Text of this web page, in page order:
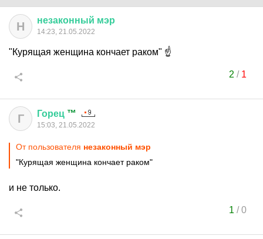
Н незаконный мэр
14:23, 21.05.2022
"Курящая женщина кончает раком" ☝
2 / 1
Г Горец ™
15:03, 21.05.2022
От пользователя незаконный мэр
"Курящая женщина кончает раком"
и не только.
1 /0